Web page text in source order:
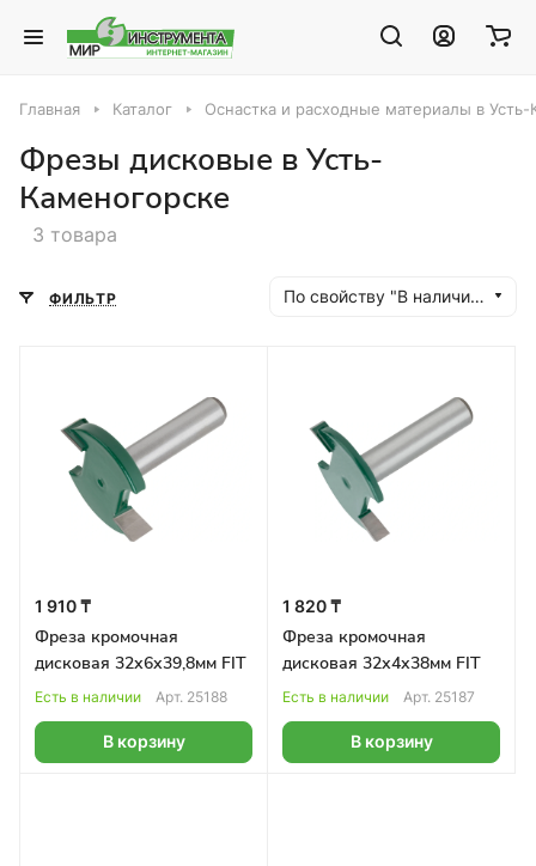
Главная Каталог Оснастка и расходные материалы в Усть-
Фрезы дисковые в Усть-
Каменогорске
3 товара
ФИЛЬТР По свойству "В наличии" (убывание)
1 910 ₸
Фреза кромочная
дисковая 32х6х39,8мм FIT
Есть в наличии Арт. 25188
В корзину
1 820 ₸
Фреза кромочная
дисковая 32х4х38мм FIT
Есть в наличии Арт. 25187
В корзину